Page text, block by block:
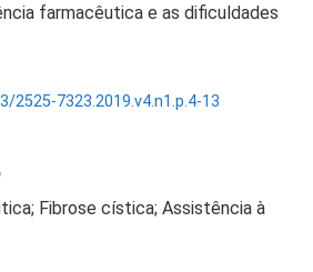
Fibrose cística; Assistência à
farmacêutica e as dificuldades
2525-7323.2019.v4.n1.p.4-13